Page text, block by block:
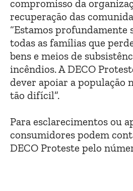
compromisso da
recuperação das
“Estamos profundamente
todas as famílias que
bens e meios de
incêndios. A DECO
dever apoiar a população
tão difícil”.
Para esclarecimentos ou
consumidores podem
DECO Proteste pelo